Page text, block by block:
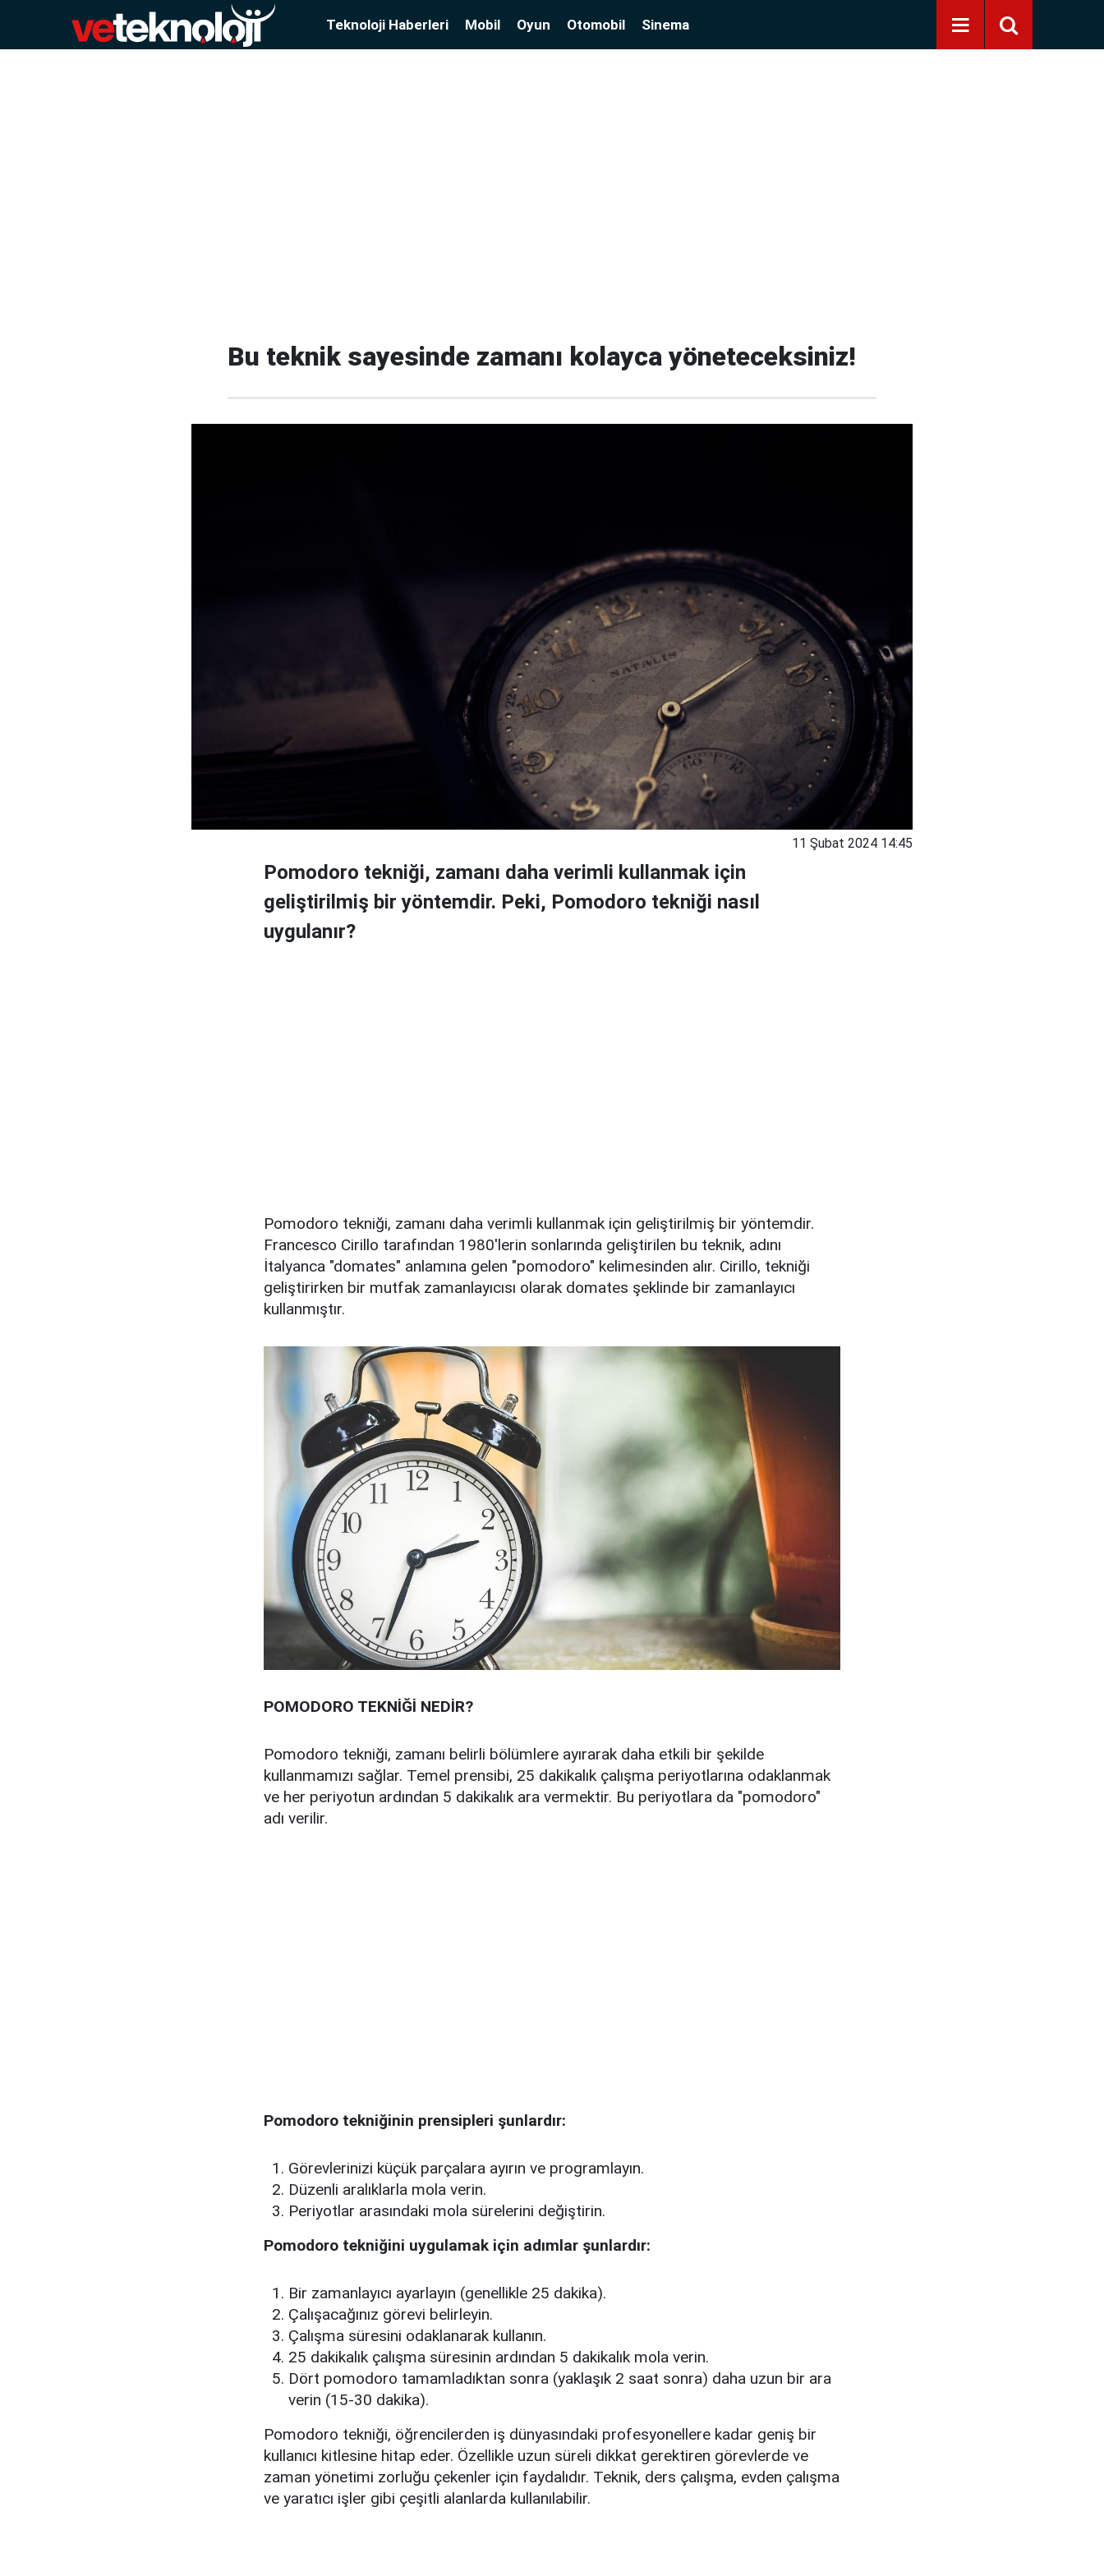
Teknoloji Haberleri Mobil Oyun Otomobil Sinema
Bu teknik sayesinde zamanı kolayca yöneteceksiniz!
11 Şubat 2024 14:45
Pomodoro tekniği, zamanı daha verimli kullanmak için
geliştirilmiş bir yöntemdir. Peki, Pomodoro tekniği nasıl
uygulanır?
Pomodoro tekniği, zamanı daha verimli kullanmak için geliştirilmiş bir yöntemdir.
Francesco Cirillo tarafından 1980'lerin sonlarında geliştirilen bu teknik, adını
İtalyanca "domates" anlamına gelen "pomodoro" kelimesinden alır. Cirillo, tekniği
geliştirirken bir mutfak zamanlayıcısı olarak domates şeklinde bir zamanlayıcı
kullanmıştır.
POMODORO TEKNİĞİ NEDİR?
Pomodoro tekniği, zamanı belirli bölümlere ayırarak daha etkili bir şekilde
kullanmamızı sağlar. Temel prensibi, 25 dakikalık çalışma periyotlarına odaklanmak
ve her periyotun ardından 5 dakikalık ara vermektir. Bu periyotlara da "pomodoro"
adı verilir.
Pomodoro tekniğinin prensipleri şunlardır:
Görevlerinizi küçük parçalara ayırın ve programlayın.
Düzenli aralıklarla mola verin.
Periyotlar arasındaki mola sürelerini değiştirin.
Pomodoro tekniğini uygulamak için adımlar şunlardır:
Bir zamanlayıcı ayarlayın (genellikle 25 dakika).
Çalışacağınız görevi belirleyin.
Çalışma süresini odaklanarak kullanın.
25 dakikalık çalışma süresinin ardından 5 dakikalık mola verin.
Dört pomodoro tamamladıktan sonra (yaklaşık 2 saat sonra) daha uzun bir ara
verin (15-30 dakika).
Pomodoro tekniği, öğrencilerden iş dünyasındaki profesyonellere kadar geniş bir
kullanıcı kitlesine hitap eder. Özellikle uzun süreli dikkat gerektiren görevlerde ve
zaman yönetimi zorluğu çekenler için faydalıdır. Teknik, ders çalışma, evden çalışma
ve yaratıcı işler gibi çeşitli alanlarda kullanılabilir.